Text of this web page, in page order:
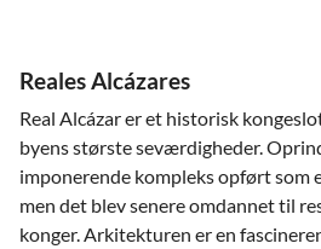
Reales Alcázares
Real Alcázar er et historisk
byens største seværdigheder.
imponerende kompleks opført som
men det blev senere omdannet til
konger. Arkitekturen er en